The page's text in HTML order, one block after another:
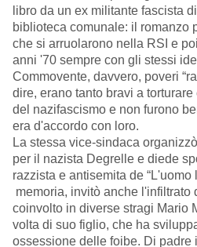
libro da un ex militante fascista
biblioteca comunale: il romanzo
che si arruolarono nella RSI e
anni '70 sempre con gli stessi
Commovente, davvero, poveri
dire, erano tanto bravi a
del nazifascismo e non furono
era d'accordo con loro.
La stessa vice-sindaca
per il nazista Degrelle e diede
razzista e antisemita de “L'uomo
memoria, invitò anche l'infiltrato
coinvolto in diverse stragi Mario
volta di suo figlio, che ha
ossessione delle foibe. Di padre